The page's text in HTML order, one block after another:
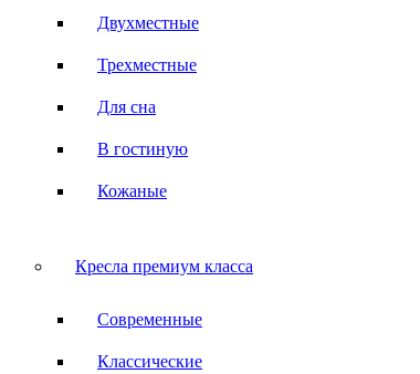
Двухместные
Трехместные
Для сна
В гостиную
Кожаные
Кресла премиум класса
Современные
Классические